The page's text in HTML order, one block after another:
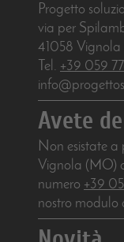
Progetto
via per
41058
Tel. +39 059
Avete
Non esistate a
Vignola (MO)
numero +39
nostro modulo